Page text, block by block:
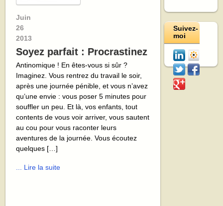
Juin
26
2013
Soyez parfait : Procrastinez
Antinomique ! En êtes-vous si sûr ?
Imaginez. Vous rentrez du travail le soir,
après une journée pénible, et vous n’avez
qu’une envie : vous poser 5 minutes pour
souffler un peu. Et là, vos enfants, tout
contents de vous voir arriver, vous sautent
au cou pour vous raconter leurs
aventures de la journée. Vous écoutez
quelques […]
... Lire la suite
Suivez-
moi